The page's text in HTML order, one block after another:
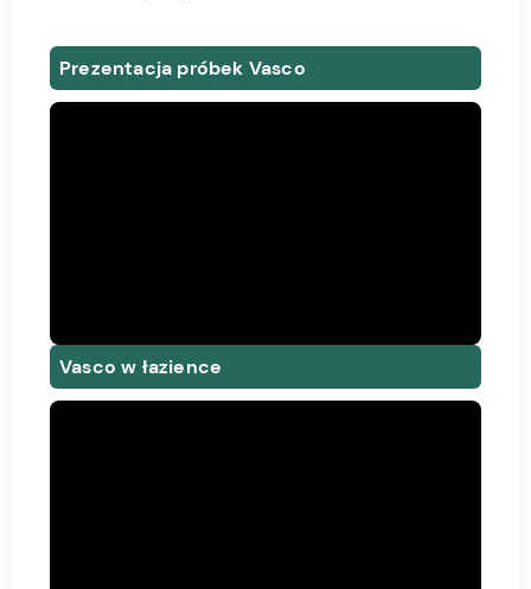
Prezentacja próbek Vasco
Vasco w łazience